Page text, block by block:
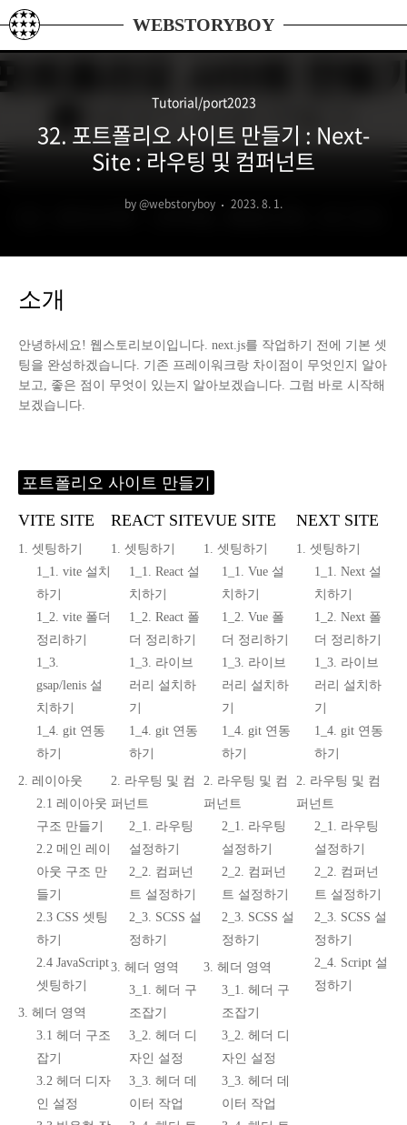
본문 바로가기
WEBSTORYBOY
Tutorial/port2023
32. 포트폴리오 사이트 만들기 : Next-
Site : 라우팅 및 컴퍼넌트
by @webstoryboy 2023. 8. 1.
소개
안녕하세요! 웹스토리보이입니다. next.js를 작업하기 전에 기본 셋
팅을 완성하겠습니다. 기존 프레이워크랑 차이점이 무엇인지 알아
보고, 좋은 점이 무엇이 있는지 알아보겠습니다. 그럼 바로 시작해
보겠습니다.
포트폴리오 사이트 만들기
VITE SITE
1. 셋팅하기
1_1. vite 설치
하기
1_2. vite 폴더
정리하기
1_3.
gsap/lenis 설
치하기
1_4. git 연동
하기
2. 레이아웃
2.1 레이아웃
구조 만들기
2.2 메인 레이
아웃 구조 만
들기
2.3 CSS 셋팅
하기
2.4 JavaScript
셋팅하기
3. 헤더 영역
3.1 헤더 구조
잡기
3.2 헤더 디자
인 설정
REACT SITE
1. 셋팅하기
1_1. React 설
치하기
1_2. React 폴
더 정리하기
1_3. 라이브
러리 설치하
기
1_4. git 연동
하기
2. 라우팅 및 컴
퍼넌트
2_1. 라우팅
설정하기
2_2. 컴퍼넌
트 설정하기
2_3. SCSS 설
정하기
3. 헤더 영역
3_1. 헤더 구
조잡기
3_2. 헤더 디
자인 설정
3_3. 헤더 데
이터 작업
VUE SITE
1. 셋팅하기
1_1. Vue 설
치하기
1_2. Vue 폴
더 정리하기
1_3. 라이브
러리 설치하
기
1_4. git 연동
하기
2. 라우팅 및 컴
퍼넌트
2_1. 라우팅
설정하기
2_2. 컴퍼넌
트 설정하기
2_3. SCSS 설
정하기
3. 헤더 영역
3_1. 헤더 구
조잡기
3_2. 헤더 디
자인 설정
3_3. 헤더 데
이터 작업
NEXT SITE
1. 셋팅하기
1_1. Next 설
치하기
1_2. Next 폴
더 정리하기
1_3. 라이브
러리 설치하
기
1_4. git 연동
하기
2. 라우팅 및 컴
퍼넌트
2_1. 라우팅
설정하기
2_2. 컴퍼넌
트 설정하기
2_3. SCSS 설
정하기
2_4. Script 설
정하기